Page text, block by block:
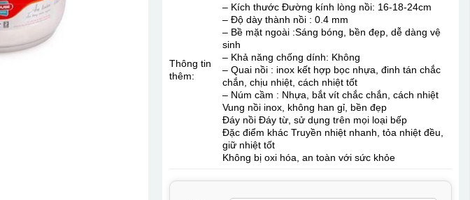
Thông tin
thêm:
– Kích thước Đường kính lòng nồi: 16-18-24cm
– Độ dày thành nồi : 0.4 mm
– Bề mặt ngoài :Sáng bóng, bền đẹp, dễ dàng vệ
sinh
– Khả năng chống dính: Không
– Quai nồi : inox kết hợp bọc nhựa, đinh tán chắc
chắn, chịu nhiệt, cách nhiệt tốt
– Núm cầm : Nhựa, bắt vít chắc chắn, cách nhiệt
Vung nồi inox, không han gỉ, bền đẹp
Đáy nồi Đáy từ, sử dụng trên mọi loại bếp
Đặc điểm khác Truyền nhiệt nhanh, tỏa nhiệt đều,
giữ nhiệt tốt
Không bị oxi hóa, an toàn với sức khỏe